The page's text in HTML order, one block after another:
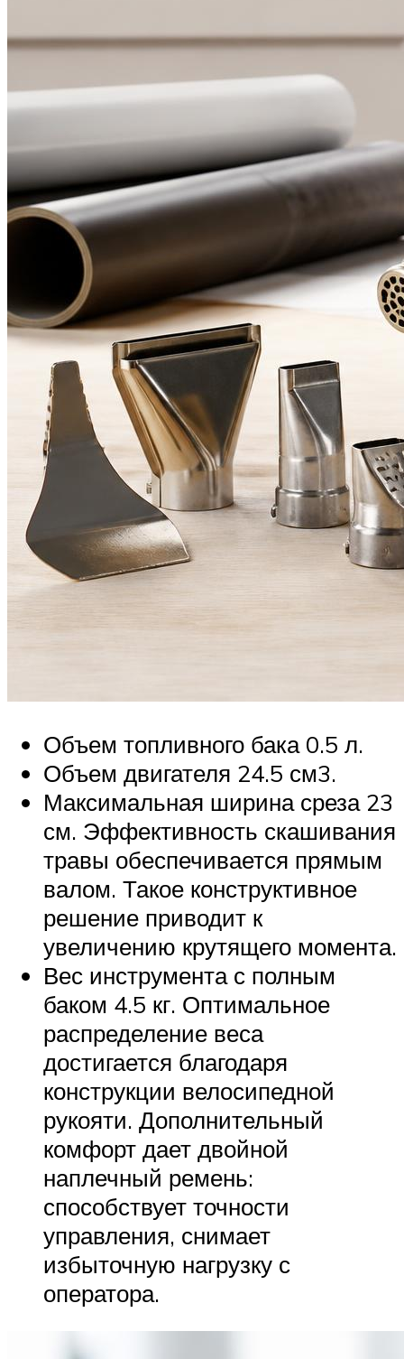
Объем топливного бака 0.5 л.
Объем двигателя 24.5 см3.
Максимальная ширина среза 23
см. Эффективность скашивания
травы обеспечивается прямым
валом. Такое конструктивное
решение приводит к
увеличению крутящего момента.
Вес инструмента с полным
баком 4.5 кг. Оптимальное
распределение веса
достигается благодаря
конструкции велосипедной
рукояти. Дополнительный
комфорт дает двойной
наплечный ремень:
способствует точности
управления, снимает
избыточную нагрузку с
оператора.